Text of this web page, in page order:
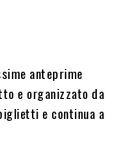
anteprime
e organizzato da
e continua a